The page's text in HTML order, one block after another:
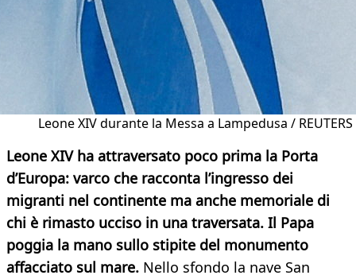
Leone XIV durante la Messa a Lampedusa / REUTERS
Leone XIV ha attraversato poco prima la Porta
d’Europa: varco che racconta l’ingresso dei
migranti nel continente ma anche memoriale di
chi è rimasto ucciso in una traversata. Il Papa
poggia la mano sullo stipite del monumento
affacciato sul mare. Nello sfondo la nave San